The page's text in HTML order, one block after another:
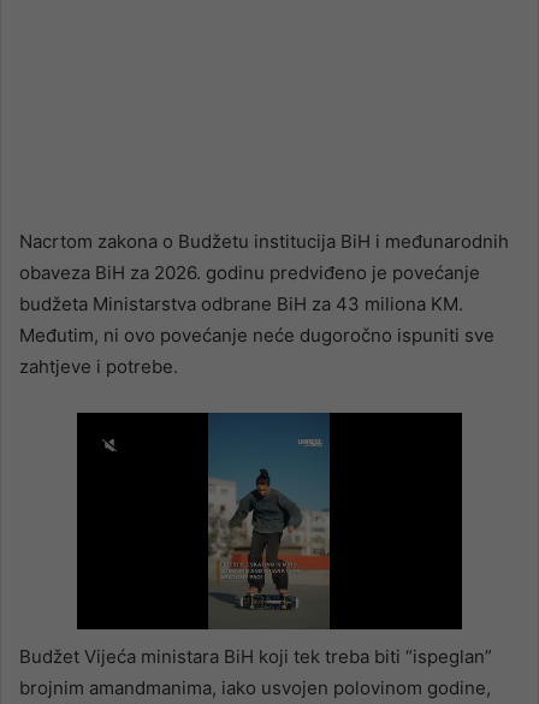
Nacrtom zakona o Budžetu institucija BiH i međunarodnih
obaveza BiH za 2026. godinu predviđeno je povećanje
budžeta Ministarstva odbrane BiH za 43 miliona KM.
Međutim, ni ovo povećanje neće dugoročno ispuniti sve
zahtjeve i potrebe.
Budžet Vijeća ministara BiH koji tek treba biti “ispeglan”
brojnim amandmanima, iako usvojen polovinom godine,